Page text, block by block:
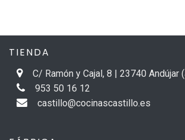
TIENDA
C/ Ramón y Cajal, 8 | 23740 Andújar
953 50 16 12
castillo@cocinascastillo.es